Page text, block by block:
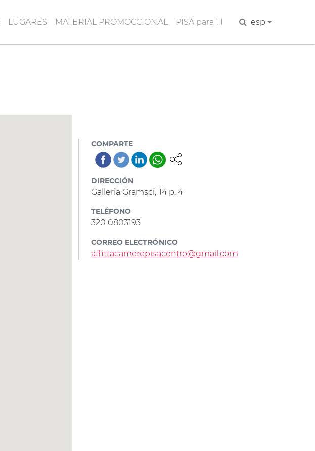
LUGARES MATERIAL PROMOCCIONAL PISA para TI Buscaresp
COMPARTE
DIRECCIÓN
Galleria Gramsci, 14 p. 4
TELÉFONO
320 0803193
CORREO ELECTRÓNICO
affittacamerepisacentro@gmail.com